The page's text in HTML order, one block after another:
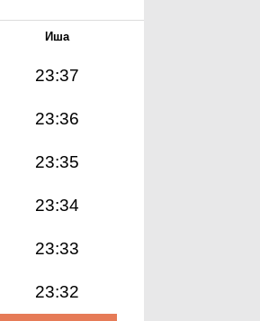
Иша
23:37
23:36
23:35
23:34
23:33
23:32